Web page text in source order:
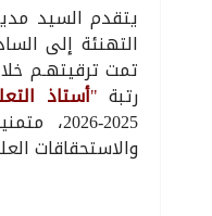
يتقدم السيد
التهنئة إلى
رتبة "أستاذ
2025-
والاستحقاقات